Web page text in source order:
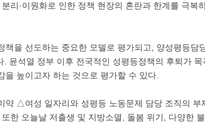
리·이원화로 인한 정책 현장의 혼란과 한계를 극복
을 선도하는 중요한 모델로 평가되고, 양성평등담
윤석열 정부 이후 전국적인 성평등정책의 후퇴가
을 높이고자 하는 것으로 평가할 수 있다.
약 △여성 일자리와 성평등 노동문제 담당 조직의
한 오늘날 저출생 및 지방소멸, 돌봄 위기, 다양한